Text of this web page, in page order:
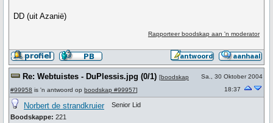
DD (uit Azanië)
Rapporteer boodskap aan 'n moderator
Re: Webtuistes - DuPlessis.jpg (0/1) [boodskap
#99958 is 'n antwoord op boodskap #99957]
Sa., 30 Oktober 2004
18:37
Norbert de strandkruier
Boodskappe: 221
Senior Lid